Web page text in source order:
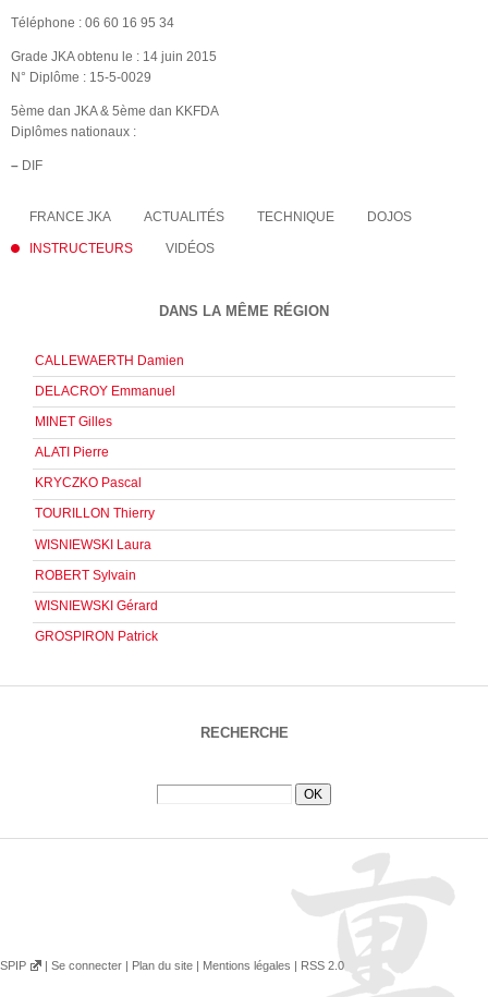
Téléphone : 06 60 16 95 34
Grade JKA obtenu le : 14 juin 2015
N° Diplôme : 15-5-0029
5ème dan JKA & 5ème dan KKFDA
Diplômes nationaux :
– DIF
FRANCE JKA ACTUALITÉS TECHNIQUE DOJOS
INSTRUCTEURS VIDÉOS
DANS LA MÊME RÉGION
CALLEWAERTH Damien
DELACROY Emmanuel
MINET Gilles
ALATI Pierre
KRYCZKO Pascal
TOURILLON Thierry
WISNIEWSKI Laura
ROBERT Sylvain
WISNIEWSKI Gérard
GROSPIRON Patrick
RECHERCHE
SPIP | Se connecter | Plan du site | Mentions légales | RSS 2.0